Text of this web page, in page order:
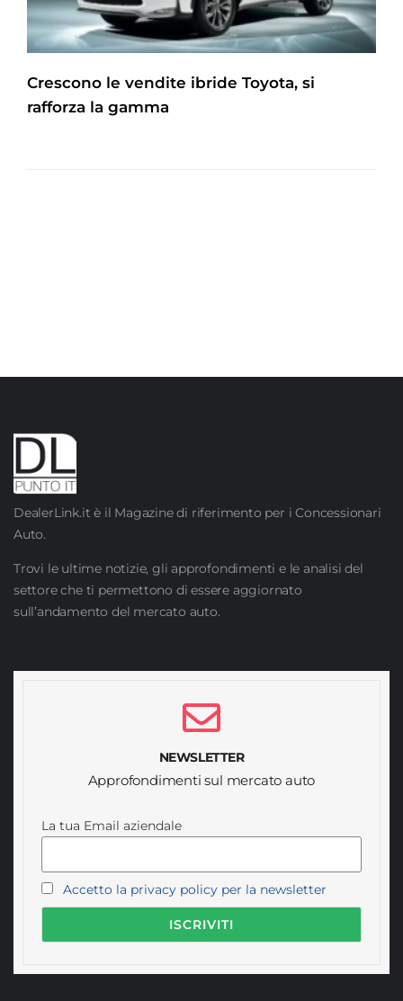
Crescono le vendite ibride Toyota, si
rafforza la gamma
DealerLink.it è il Magazine di riferimento per i Concessionari
Auto.
Trovi le ultime notizie, gli approfondimenti e le analisi del
settore che ti permettono di essere aggiornato
sull’andamento del mercato auto.
NEWSLETTER
Approfondimenti sul mercato auto
La tua Email aziendale
Accetto la privacy policy per la newsletter